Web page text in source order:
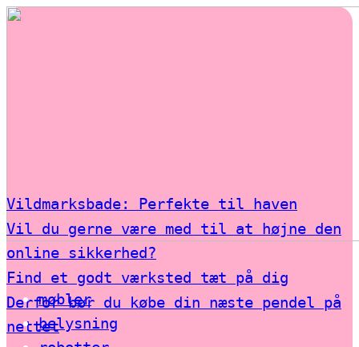
Vildmarksbade: Perfekte til haven
Vil du gerne være med til at højne den
online sikkerhed?
Find et godt værksted tæt på dig
Derfor bør du købe din næste pendel på
nettet
møbler
belysning